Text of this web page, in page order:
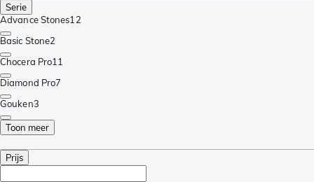
Serie
Advance Stones12
Basic Stone2
Chocera Pro11
Diamond Pro7
Gouken3
Toon meer
Prijs